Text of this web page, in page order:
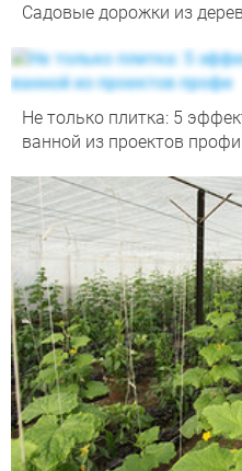
Садовые дорожки из
Не только плитка: 5
ванной из проектов профи